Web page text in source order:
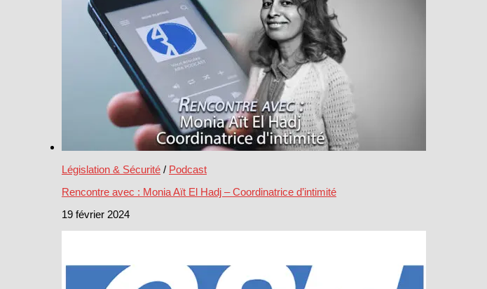
Législation & Sécurité / Podcast
Rencontre avec : Monia Aït El Hadj – Coordinatrice d’intimité
19 février 2024